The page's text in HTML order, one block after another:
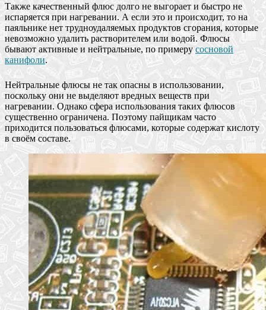
Также качественный флюс долго не выгорает и быстро не
испаряется при нагревании. А если это и происходит, то на
паяльнике нет трудноудаляемых продуктов сгорания, которые
невозможно удалить растворителем или водой. Флюсы
бывают активные и нейтральные, по примерусосновой
канифоли.
Нейтральные флюсы не так опасны в использовании,
поскольку они не выделяют вредных веществ при
нагревании. Однако сфера использования таких флюсов
существенно ограничена. Поэтому пайщикам часто
приходится пользоваться флюсами, которые содержат кислоту
в своём составе.